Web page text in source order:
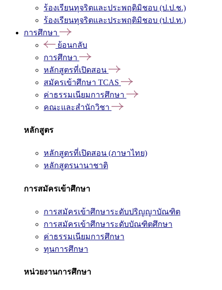
ร้องเรียนทุจริตและประพฤติมิชอบ (ป.ป.ช.)
ร้องเรียนทุจริตและประพฤติมิชอบ (ป.ป.ท.)
การศึกษา
ย้อนกลับ
การศึกษา
หลักสูตรที่เปิดสอน
สมัครเข้าศึกษา TCAS
ค่าธรรมเนียมการศึกษา
คณะและสำนักวิชา
หลักสูตร
หลักสูตรที่เปิดสอน (ภาษาไทย)
หลักสูตรนานาชาติ
การสมัครเข้าศึกษา
การสมัครเข้าศึกษาระดับปริญญาบัณฑิต
การสมัครเข้าศึกษาระดับบัณฑิตศึกษา
ค่าธรรมเนียมการศึกษา
ทุนการศึกษา
หน่วยงานการศึกษา